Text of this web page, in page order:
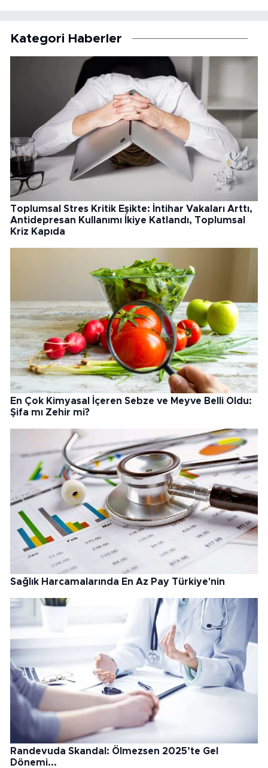
Kategori Haberler
Toplumsal Stres Kritik Eşikte: İntihar Vakaları Arttı,
Antidepresan Kullanımı İkiye Katlandı, Toplumsal
Kriz Kapıda
En Çok Kimyasal İçeren Sebze ve Meyve Belli Oldu:
Şifa mı Zehir mi?
Sağlık Harcamalarında En Az Pay Türkiye'nin
Randevuda Skandal: Ölmezsen 2025’te Gel
Dönemi...